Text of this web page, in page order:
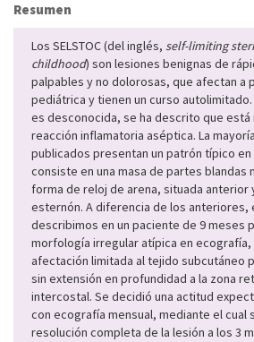
Resumen
Los SELSTOC (del inglés, self-limiting
childhood) son lesiones benignas de
palpables y no dolorosas, que afectan a
pediátrica y tienen un curso
es desconocida, se ha descrito que está
reacción inflamatoria aséptica. La
publicados presentan un patrón típico
consiste en una masa de partes blandas
forma de reloj de arena, situada anterior
esternón. A diferencia de los anteriores,
describimos en un paciente de 9 meses
morfología irregular atípica en ecografía,
afectación limitada al tejido subcutáneo
sin extensión en profundidad a la zona
intercostal. Se decidió una actitud
con ecografía mensual, mediante el cual
resolución completa de la lesión a los 3